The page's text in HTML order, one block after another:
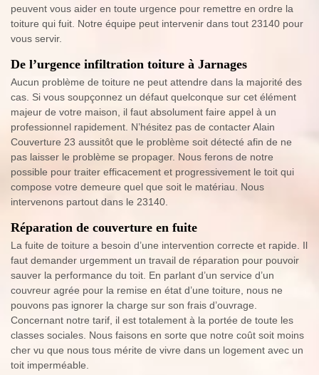
peuvent vous aider en toute urgence pour remettre en ordre la
toiture qui fuit. Notre équipe peut intervenir dans tout 23140 pour
vous servir.
De l’urgence infiltration toiture à Jarnages
Aucun problème de toiture ne peut attendre dans la majorité des
cas. Si vous soupçonnez un défaut quelconque sur cet élément
majeur de votre maison, il faut absolument faire appel à un
professionnel rapidement. N’hésitez pas de contacter Alain
Couverture 23 aussitôt que le problème soit détecté afin de ne
pas laisser le problème se propager. Nous ferons de notre
possible pour traiter efficacement et progressivement le toit qui
compose votre demeure quel que soit le matériau. Nous
intervenons partout dans le 23140.
Réparation de couverture en fuite
La fuite de toiture a besoin d’une intervention correcte et rapide. Il
faut demander urgemment un travail de réparation pour pouvoir
sauver la performance du toit. En parlant d’un service d’un
couvreur agrée pour la remise en état d’une toiture, nous ne
pouvons pas ignorer la charge sur son frais d’ouvrage.
Concernant notre tarif, il est totalement à la portée de toute les
classes sociales. Nous faisons en sorte que notre coût soit moins
cher vu que nous tous mérite de vivre dans un logement avec un
toit imperméable.